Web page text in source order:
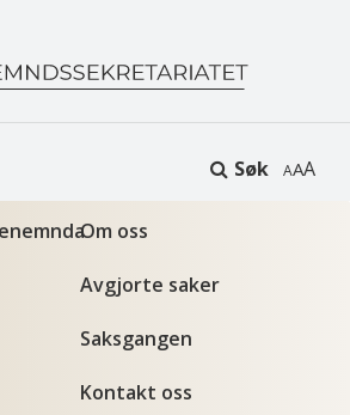
Søk A
Om oss
Avgjorte saker
Saksgangen
Kontakt oss